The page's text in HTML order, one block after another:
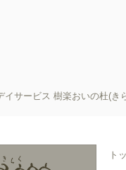
イサービス 樹楽おいの杜(
ト